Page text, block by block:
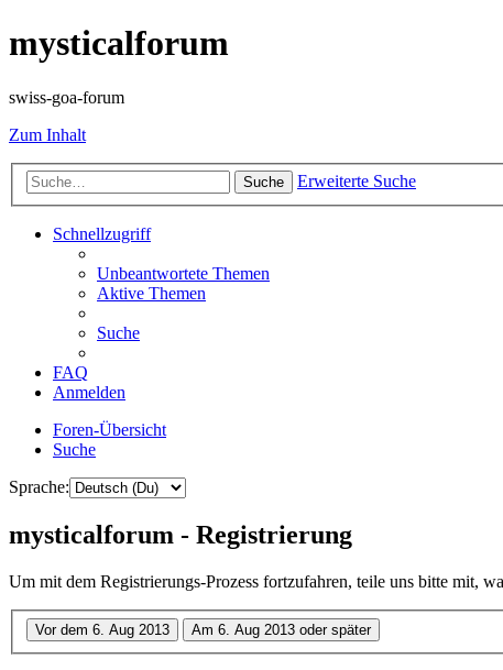
mysticalforum
swiss-goa-forum
Zum Inhalt
Suche Erweiterte Suche
Schnellzugriff
Unbeantwortete Themen
Aktive Themen
Suche
FAQ
Anmelden
Foren-Übersicht
Suche
Sprache:
mysticalforum - Registrierung
Um mit dem Registrierungs-Prozess fortzufahren, teile uns bitte mit,